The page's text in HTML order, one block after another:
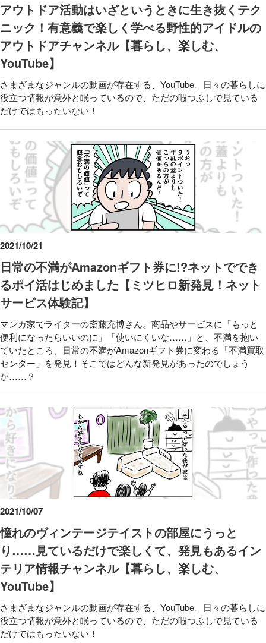
アウトドア活動はいざというときに生き抜くテク
ニック！有意義で楽しく学べる野性的アイドルの
アウトドアチャンネル【暮らし、楽しむ、
YouTube】
さまざまなジャンルの動画が存在する、YouTube。日々の暮らしに
役立つ情報が意外と眠っているので、ただの暇つぶしで見ている
だけではもったいない！
日常の不満がAmazonギフト券に!?ネットででき
るポイ活はじめました【ミツヒロ新発見！ネット
サービス体験記】
2021/10/21
マンガ家でライターの斎藤充博さん。商品やサービスに「もっと
便利になったらいいのに」「使いにくいな……」と、不満を抱い
ていたところ、日常の不満がAmazonギフト券に変わる「不満買取
センター」を発見！そこではどんな新発見があったのでしょう
か……？
憧れのヴィンテージテイストの部屋にうっと
り……見ているだけで楽しくて、発見もあるイン
テリア情報チャンネル【暮らし、楽しむ、
YouTube】
2021/10/07
さまざまなジャンルの動画が存在する、YouTube。日々の暮らしに
役立つ情報が意外と眠っているので、ただの暇つぶしで見ている
だけではもったいない！